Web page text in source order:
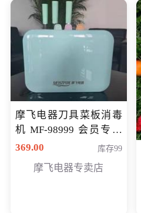
摩飞电器刀具菜板消毒
机 MF-98999 会员专享
价286元
369.00 库存99
摩飞电器专卖店